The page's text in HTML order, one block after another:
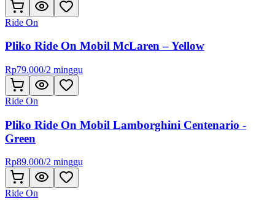
Ride On
Pliko Ride On Mobil McLaren – Yellow
Rp79.000/2 minggu
Ride On
Pliko Ride On Mobil Lamborghini Centenario -
Green
Rp89.000/2 minggu
Ride On